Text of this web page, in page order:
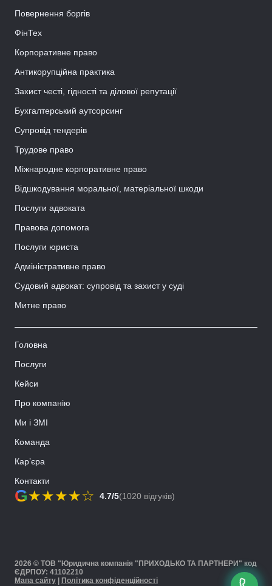
G★★★★☆ 4.7/5(1020 відгуків)
Повернення боргів
ФінТех
Корпоративне право
Антикорупційна практика
Захист честі, гідності та ділової репутації
Бухгалтерський аутсорсинг
Супровід тендерів
Трудове право
Міжнародне корпоративне право
Відшкодування моральної, матеріальної шкоди
Послуги адвоката
Правова допомога
Послуги юриста
Адміністративне право
Судовий адвокат: супровід та захист у суді
Митне право
Головна
Послуги
Кейси
Про компанію
Ми і ЗМІ
Команда
Кар’єра
Контакти
2026 © ТОВ "Юридична компанія "ПРИХОДЬКО ТА ПАРТНЕРИ" код
ЄДРПОУ: 41102210
Мапа сайту
Політика конфіденційності